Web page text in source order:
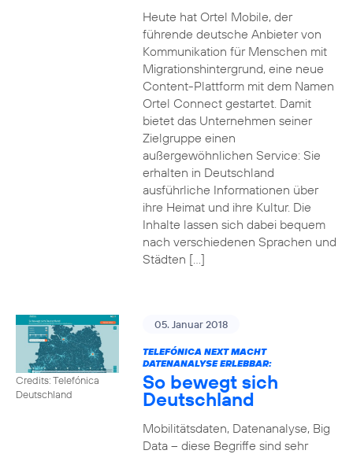
Heute hat Ortel Mobile, der
führende deutsche Anbieter von
Kommunikation für Menschen mit
Migrationshintergrund, eine neue
Content-Plattform mit dem Namen
Ortel Connect gestartet. Damit
bietet das Unternehmen seiner
Zielgruppe einen
außergewöhnlichen Service: Sie
erhalten in Deutschland
ausführliche Informationen über
ihre Heimat und ihre Kultur. Die
Inhalte lassen sich dabei bequem
nach verschiedenen Sprachen und
Städten […]
Credits: Telefónica
Deutschland
05. Januar 2018
TELEFÓNICA NEXT MACHT
DATENANALYSE ERLEBBAR:
So bewegt sich
Deutschland
Mobilitätsdaten, Datenanalyse, Big
Data – diese Begriffe sind sehr